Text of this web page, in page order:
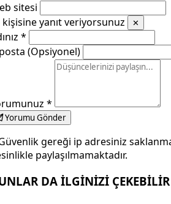
sitesi
kişisine yanıt veriyorsunuz
✕
*
(Opsiyonel)
*
Yorumu Gönder
gereği ip adresiniz
paylaşılmamaktadır.
DA İLGİNİZİ ÇEKEBİLİR